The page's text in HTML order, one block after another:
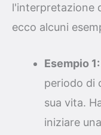
l'interpretazione
ecco alcuni
Esempio 1:
periodo di
sua vita.
iniziare